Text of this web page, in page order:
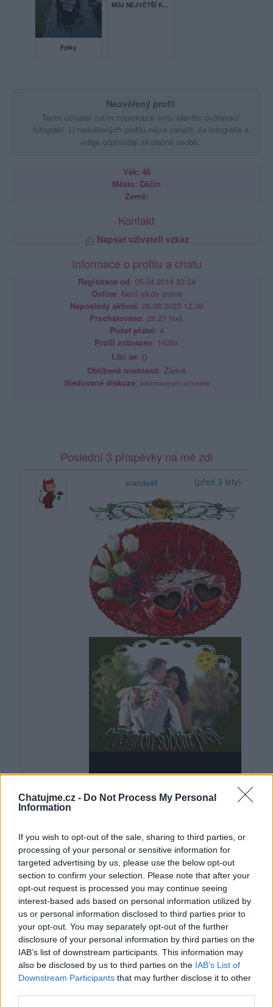
Chatujme.cz - Do Not Process My Personal
Information
If you wish to opt-out of the sale, sharing to third parties, or
processing of your personal or sensitive information for
targeted advertising by us, please use the below opt-out
section to confirm your selection. Please note that after your
opt-out request is processed you may continue seeing
interest-based ads based on personal information utilized by
us or personal information disclosed to third parties prior to
your opt-out. You may separately opt-out of the further
disclosure of your personal information by third parties on the
IAB’s list of downstream participants. This information may
also be disclosed by us to third parties on the IAB’s List of
Downstream Participants that may further disclose it to other
Fotky
MŮJ NEJVĚTŠÍ KONÍČEK
Neověřený profil
Tento uživatel zatím neprokázal svou identitu ověřovací
fotografií. U neověřených profilů nelze zaručit, že fotografie a
údaje odpovídají skutečné osobě.
Věk: 46
Město: Děčín
Země:
Kontakt
Napsat uživateli vzkaz
Informace o profilu a chatu
Registrace od: 05.04.2014 23:24
Online: Není nikde online
Naposledy aktivní: 26.08.2023 12:39
Prochatováno: 28.27 hod.
Počet přátel: 4
Profil zobrazen: 1438x
Líbí se: 0
Oblibené místnosti: Žádné
Sledované diskuze: Informace pro uživatele
Poslední 3 příspěvky na mé zdi
standa48 (před 3 lety)